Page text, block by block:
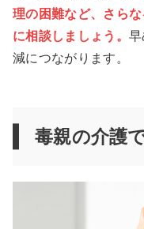
理の困難など、さら
に相談しましょう。
減につながります。
毒親の介護